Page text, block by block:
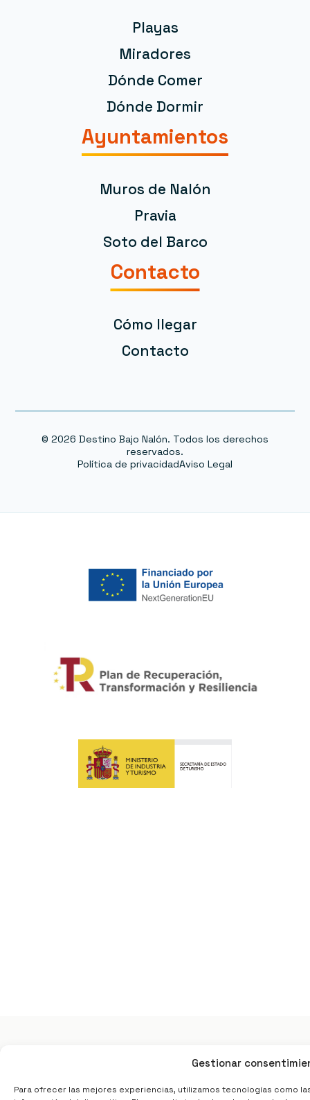
Gestionar
Para ofrecer las mejores experiencias, utilizamos tecnologías como
Playas
Miradores
Dónde Comer
Dónde Dormir
Ayuntamientos
Muros de Nalón
Pravia
Soto del Barco
Contacto
Cómo llegar
Contacto
© 2026 Destino Bajo Nalón. Todos los derechos
reservados.
Política de privacidadAviso Legal